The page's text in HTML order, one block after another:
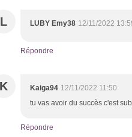
L LUBY Emy38 12/11/2022
Répondre
K Kaiga94 12/11/2022 11:50
tu vas avoir du succès c'est
Répondre